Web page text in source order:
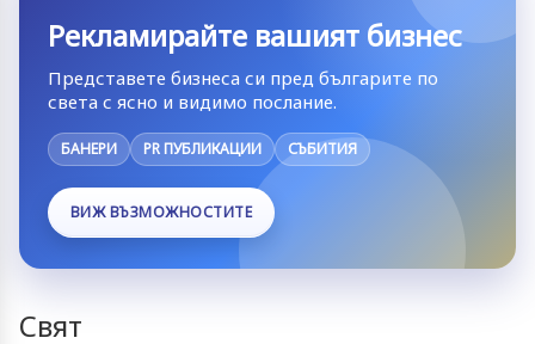
Рекламирайте вашият бизнес
Представете бизнеса си пред българите по
света с ясно и видимо послание.
БАНЕРИ PR ПУБЛИКАЦИИ СЪБИТИЯ
ВИЖ ВЪЗМОЖНОСТИТЕ
Свят